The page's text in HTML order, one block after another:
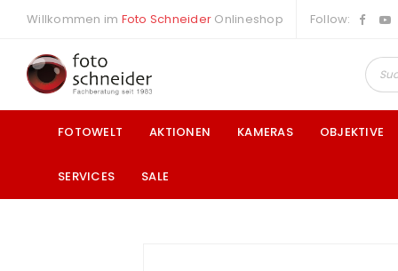
Willkommen im Foto Schneider Onlineshop Follow:
FOTOWELT AKTIONEN KAMERAS OBJEKTIVE
SERVICES SALE